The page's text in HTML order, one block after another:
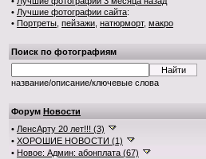
• Лучшие фотографии сайта:
• Портреты пейзажи натюрморт, макро
Поиск по фотографиям
название/описание/ключевые слова
Форум Новости
• ЛенсАрту 20 лет!!! (3)
• ХОРОШИЕ НОВОСТИ (1)
• Новое: Админ: абонплата (67)